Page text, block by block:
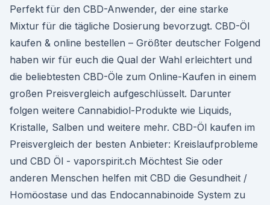
Perfekt für den CBD-Anwender, der eine starke
Mixtur für die tägliche Dosierung bevorzugt. CBD-Öl
kaufen & online bestellen – Größter deutscher Folgend
haben wir für euch die Qual der Wahl erleichtert und
die beliebtesten CBD-Öle zum Online-Kaufen in einem
großen Preisvergleich aufgeschlüsselt. Darunter
folgen weitere Cannabidiol-Produkte wie Liquids,
Kristalle, Salben und weitere mehr. CBD-Öl kaufen im
Preisvergleich der besten Anbieter: Kreislaufprobleme
und CBD Öl - vaporspirit.ch Möchtest Sie oder
anderen Menschen helfen mit CBD die Gesundheit /
Homöostase und das Endocannabinoide System zu